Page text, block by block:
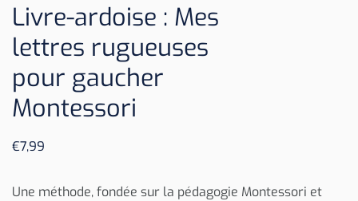
Livre-ardoise : Mes
lettres rugueuses
pour gaucher
Montessori
€7,99
Une méthode, fondée sur la pédagogie Montessori et